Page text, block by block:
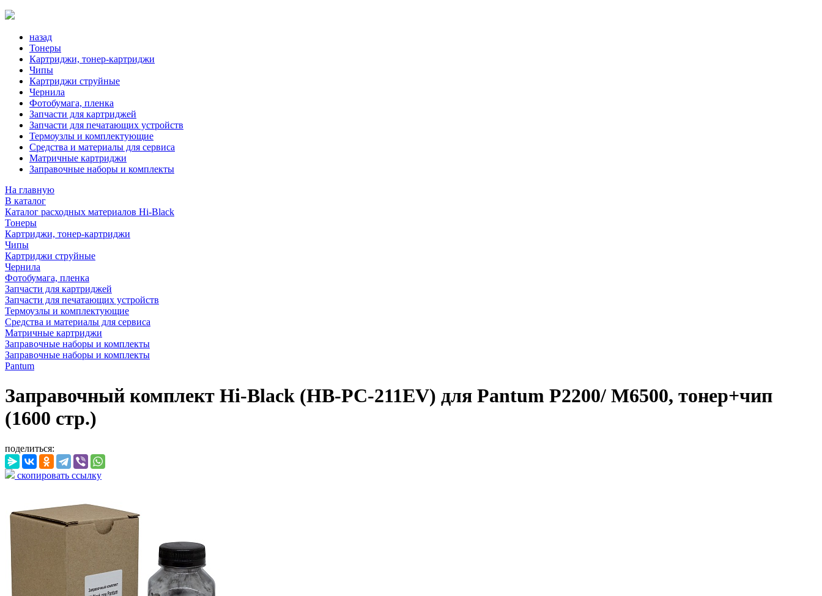
назад
Тонеры
Картриджи, тонер-картриджи
Чипы
Картриджи струйные
Чернила
Фотобумага, пленка
Запчасти для картриджей
Запчасти для печатающих устройств
Термоузлы и комплектующие
Средства и материалы для сервиса
Матричные картриджи
Заправочные наборы и комплекты
На главную
В каталог
Каталог расходных материалов Hi-Black
Тонеры
Картриджи, тонер-картриджи
Чипы
Картриджи струйные
Чернила
Фотобумага, пленка
Запчасти для картриджей
Запчасти для печатающих устройств
Термоузлы и комплектующие
Средства и материалы для сервиса
Матричные картриджи
Заправочные наборы и комплекты
Заправочные наборы и комплекты
Pantum
Заправочный комплект Hi-Black (HB-PC-211EV) для Pantum P2200/ M6500, тонер+чип
(1600 стр.)
поделиться:
скопировать ссылку